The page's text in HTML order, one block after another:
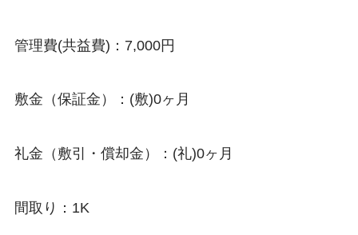
管理費(共益費)：7,000円
敷金（保証金）：(敷)0ヶ月
礼金（敷引・償却金）：(礼)0ヶ月
間取り：1K